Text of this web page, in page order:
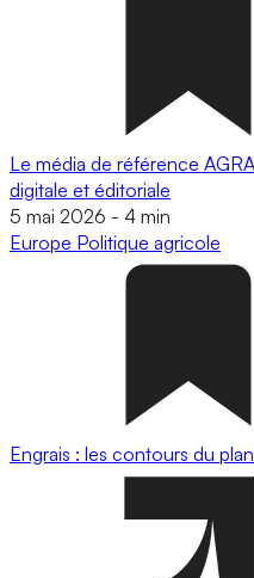
Le média de référence
digitale et éditoriale
5 mai 2026 - 4 min
Europe Politique agricole
Engrais : les contours du